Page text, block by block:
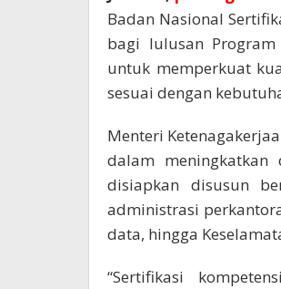
Badan Nasional
bagi lulusan Program
untuk memperkuat
sesuai dengan
Menteri
dalam
disiapkan disusun
administrasi
data, hingga
“Sertifikasi